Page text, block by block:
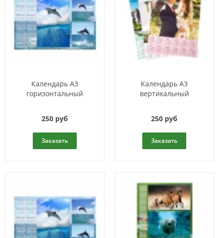
Календарь A3
горизонтальный
250 руб
Заказать
Календарь A3
вертикальный
250 руб
Заказать